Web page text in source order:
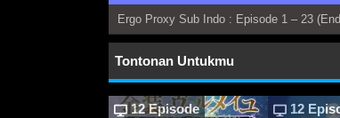
Ergo Proxy Sub Indo : Episode 1 – 23
Tontonan Untukmu
12 Episode 12